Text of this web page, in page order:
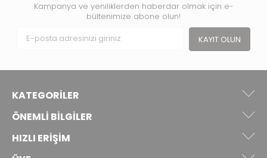
Kampanya ve yeniliklerden haberdar olmak için e-
bültenimize abone olun!
KAYIT OLUN
KATEGORILER
ÖNEMLI BILGILER
HIZLI ERIŞIM